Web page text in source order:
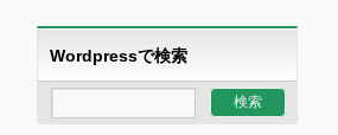
Wordpressで検索